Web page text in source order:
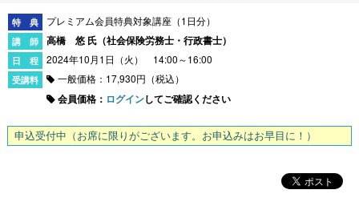
プレミアム会員特典対象講座（1日分）
高橋 悠 氏（社会保険労務士・行政書士）
2024年10月1日（火） 14:00～16:00
一般価格：17,930円（税込）
会員価格： ログインしてご確認ください
申込受付中 （お席に限りがございます。お申込みはお早目に！）